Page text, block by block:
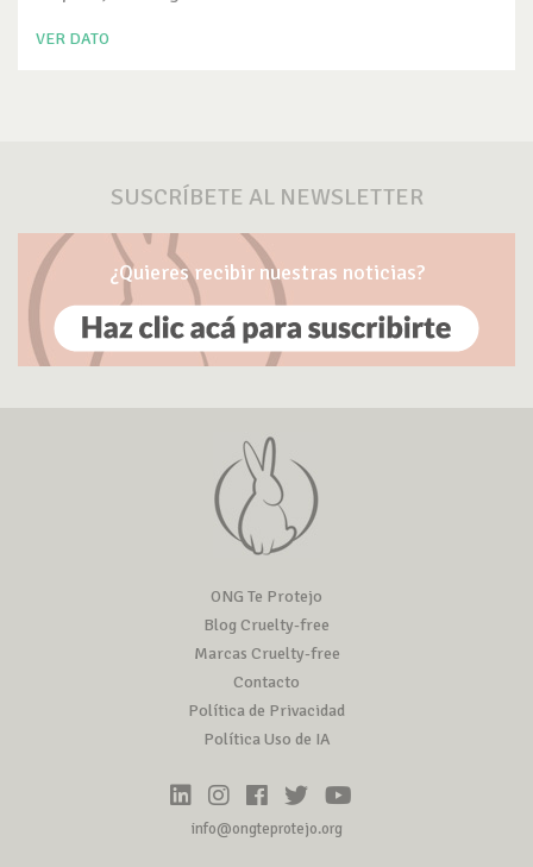
VER DATO
SUSCRÍBETE AL NEWSLETTER
¿Quieres recibir nuestras noticias?
ONG Te Protejo
Blog Cruelty-free
Marcas Cruelty-free
Contacto
Política de Privacidad
Política Uso de IA
info@ongteprotejo.org